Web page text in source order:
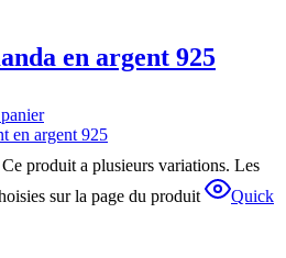
en argent 925
Ce produit a plusieurs variations. Les
sur la page du produit
Quick